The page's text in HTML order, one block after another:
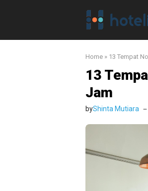
Home » 13 Tempat
13
Jam
byShinta Mutiara